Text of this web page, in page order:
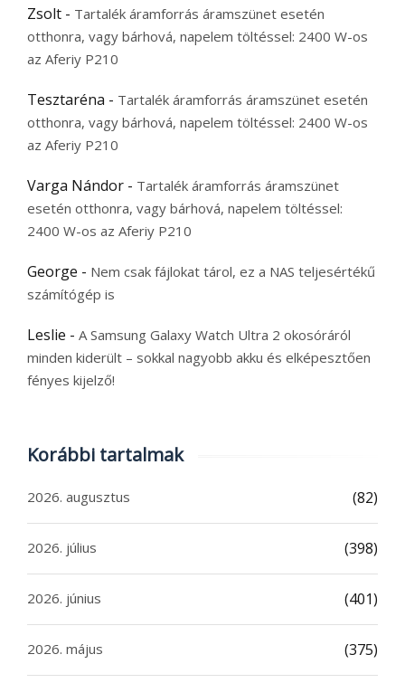
Zsolt - Tartalék áramforrás áramszünet esetén
otthonra, vagy bárhová, napelem töltéssel: 2400 W-os
az Aferiy P210
Tesztaréna - Tartalék áramforrás áramszünet esetén
otthonra, vagy bárhová, napelem töltéssel: 2400 W-os
az Aferiy P210
Varga Nándor - Tartalék áramforrás áramszünet
esetén otthonra, vagy bárhová, napelem töltéssel:
2400 W-os az Aferiy P210
George - Nem csak fájlokat tárol, ez a NAS teljesértékű
számítógép is
Leslie - A Samsung Galaxy Watch Ultra 2 okosóráról
minden kiderült – sokkal nagyobb akku és elképesztően
fényes kijelző!
Korábbi tartalmak
2026. augusztus (82)
2026. július (398)
2026. június (401)
2026. május (375)